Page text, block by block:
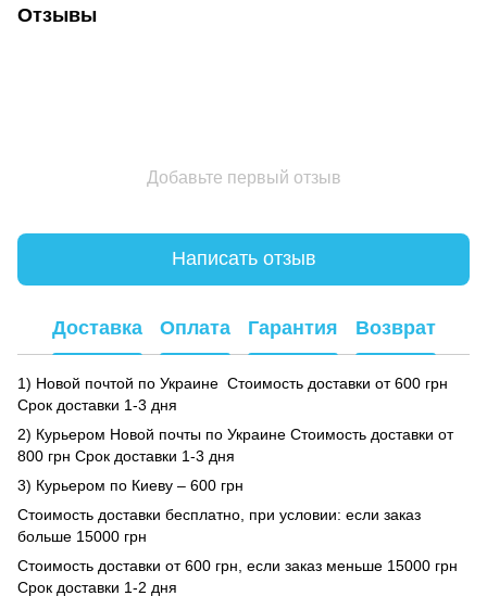
Отзывы
Добавьте первый отзыв
Написать отзыв
Доставка Оплата Гарантия Возврат
1) Новой почтой по Украине Стоимость доставки от 600 грн
Срок доставки 1-3 дня
2) Курьером Новой почты по Украине Стоимость доставки от
800 грн Срок доставки 1-3 дня
3) Курьером по Киеву – 600 грн
Стоимость доставки бесплатно, при условии: если заказ
больше 15000 грн
Стоимость доставки от 600 грн, если заказ меньше 15000 грн
Срок доставки 1-2 дня